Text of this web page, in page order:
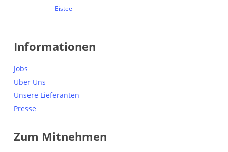
Eistee
Informationen
Jobs
Über Uns
Unsere Lieferanten
Presse
Zum Mitnehmen